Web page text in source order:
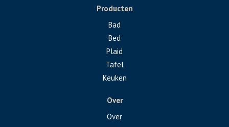
Producten
Bad
Bed
Plaid
Tafel
Keuken
Over
Over